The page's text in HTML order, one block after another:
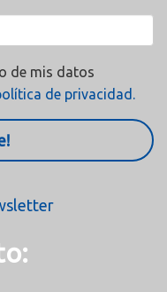
de mis datos
de privacidad.